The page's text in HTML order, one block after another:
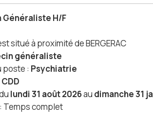
Généraliste H/F
situé à proximité de BERGERAC
généraliste
poste : Psychiatrie
CDD
lundi 31 août 2026au dimanche 31
Temps complet